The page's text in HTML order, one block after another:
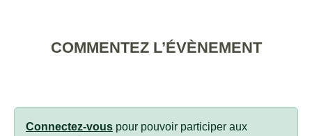
COMMENTEZ L’ÉVÈNEMENT
Connectez-vous pour pouvoir participer aux